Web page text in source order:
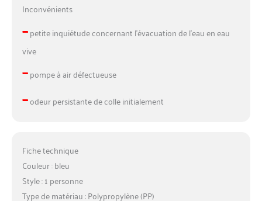
Inconvénients
–petite inquiétude concernant l’évacuation de l’eau en eau
vive
–pompe à air défectueuse
–odeur persistante de colle initialement
Fiche technique
Couleur : bleu
Style : 1 personne
Type de matériau : Polypropylène (PP)